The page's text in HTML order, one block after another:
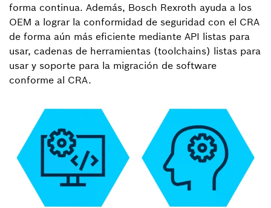
forma continua. Además, Bosch Rexroth ayuda a los
OEM a lograr la conformidad de seguridad con el CRA
de forma aún más eficiente mediante API listas para
usar, cadenas de herramientas (toolchains) listas para
usar y soporte para la migración de software
conforme al CRA.